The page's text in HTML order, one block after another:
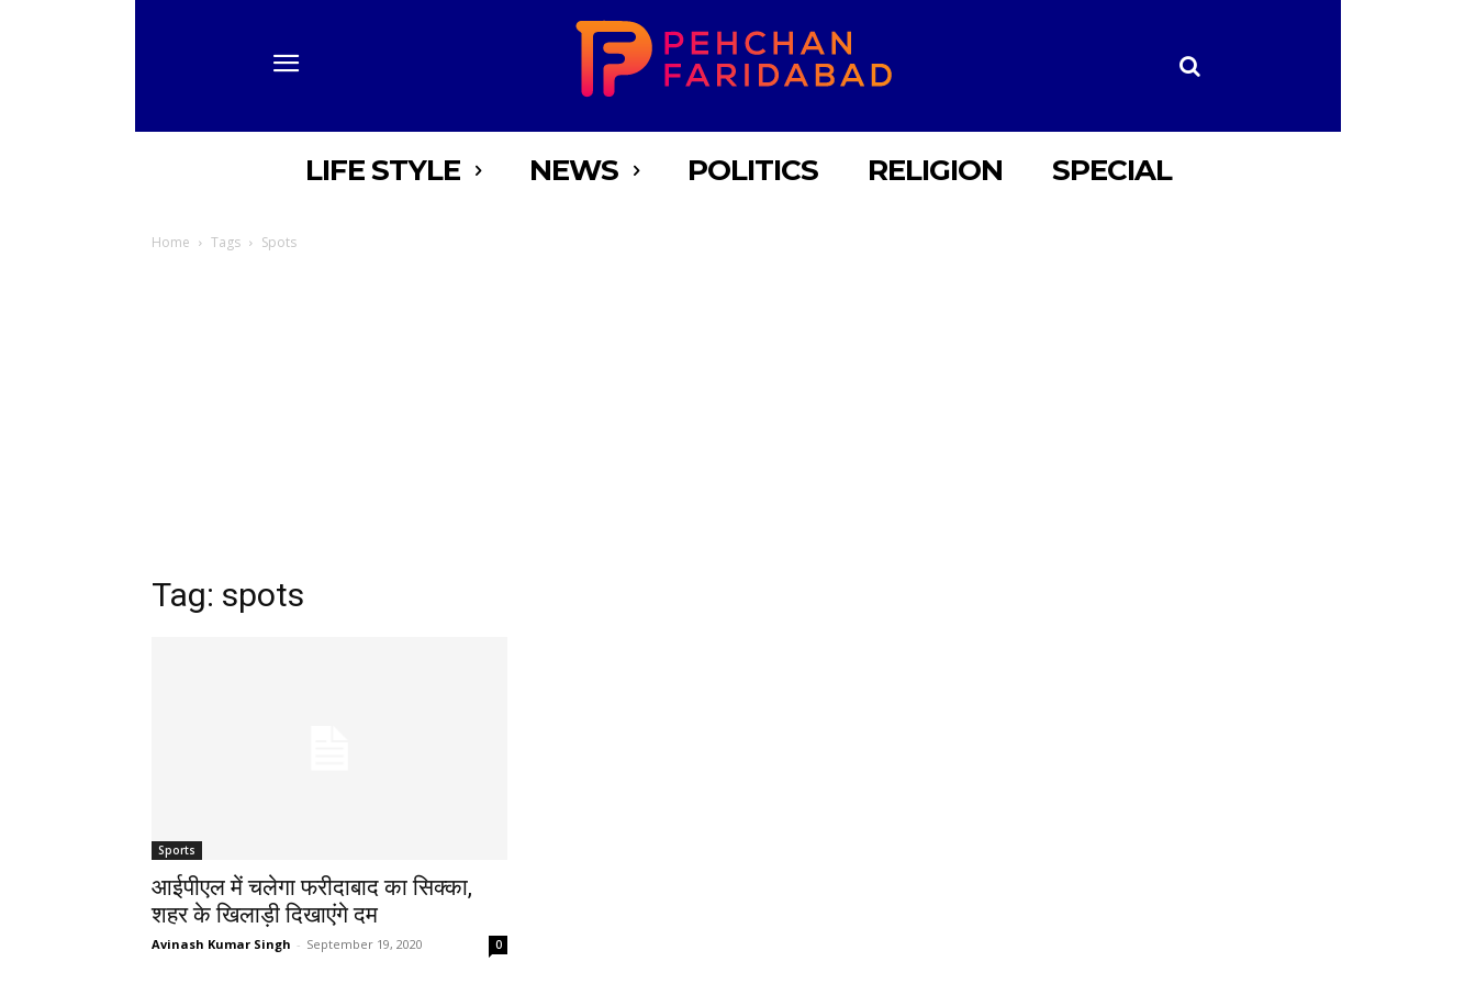
LIFE STYLE NEWS POLITICS RELIGION SPECIAL
Home Tags Spots
Tag: spots
Sports
आईपीएल में चलेगा फरीदाबाद का सिक्का,
शहर के खिलाड़ी दिखाएंगे दम
Avinash Kumar Singh - September 19, 2020 0